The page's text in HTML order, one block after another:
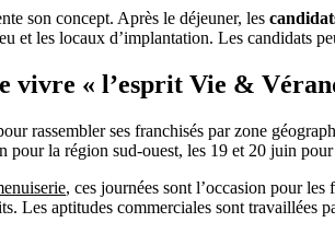
son concept. Après le déjeuner, les
et les locaux d’implantation. Les candidats
vivre « l’esprit Vie &
rassembler ses franchisés par zone
la région sud-ouest, les 19 et 20 juin pour
, ces journées sont l’occasion pour les
Les aptitudes commerciales sont travaillées